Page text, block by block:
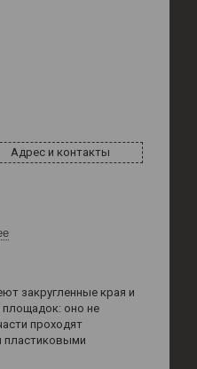
Адрес и контакты
закругленные края и
площадок: оно не
проходят
пластиковыми